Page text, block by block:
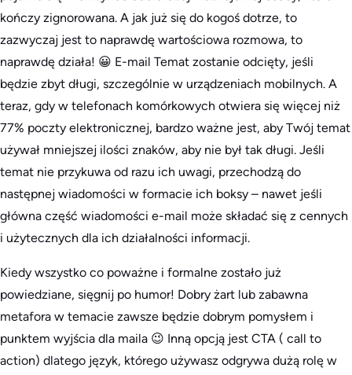
kończy zignorowana. A jak już się do kogoś dotrze, to
zazwyczaj jest to naprawdę wartościowa rozmowa, to
naprawdę działa! 😀 E-mail Temat zostanie odcięty, jeśli
będzie zbyt długi, szczególnie w urządzeniach mobilnych. A
teraz, gdy w telefonach komórkowych otwiera się więcej niż
77% poczty elektronicznej, bardzo ważne jest, aby Twój temat
używał mniejszej ilości znaków, aby nie był tak długi. Jeśli
temat nie przykuwa od razu ich uwagi, przechodzą do
następnej wiadomości w formacie ich boksy – nawet jeśli
główna część wiadomości e-mail może składać się z cennych
i użytecznych dla ich działalności informacji.
Kiedy wszystko co poważne i formalne zostało już
powiedziane, sięgnij po humor! Dobry żart lub zabawna
metafora w temacie zawsze będzie dobrym pomysłem i
punktem wyjścia dla maila 😉 Inną opcją jest CTA ( call to
action) dlatego język, którego używasz odgrywa dużą rolę w